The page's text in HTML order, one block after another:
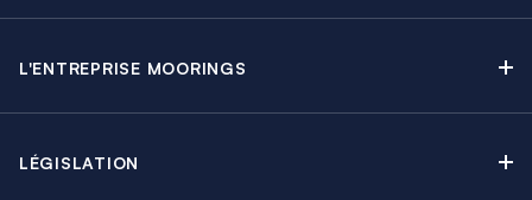
Offres en cours
Groupes & Incentives
L'ENTREPRISE MOORINGS
LÉGISLATION